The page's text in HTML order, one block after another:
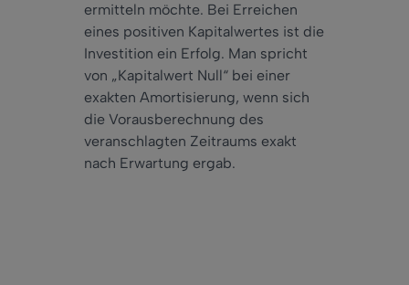
ermitteln möchte. Bei Erreichen
eines positiven Kapitalwertes ist die
Investition ein Erfolg. Man spricht
von „Kapitalwert Null“ bei einer
exakten Amortisierung, wenn sich
die Vorausberechnung des
veranschlagten Zeitraums exakt
nach Erwartung ergab.